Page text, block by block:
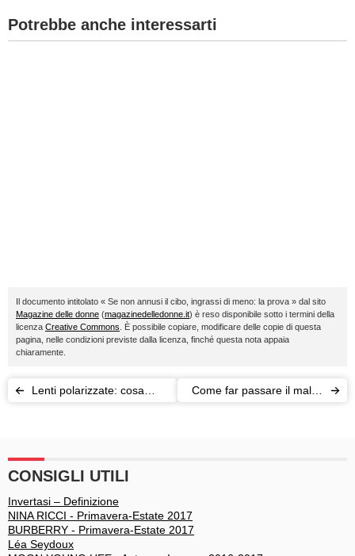
Potrebbe anche interessarti
Il documento intitolato « Se non annusi il cibo, ingrassi di meno: la prova » dal sito
Magazine delle donne (magazinedelledonne.it) è reso disponibile sotto i termini della
licenza Creative Commons . È possibile copiare, modificare delle copie di questa
pagina, nelle condizioni previste dalla licenza, finché questa nota appaia
chiaramente.
Lenti polarizzate: cosa
Come far passare il mal di
CONSIGLI UTILI
Invertasi – Definizione
NINA RICCI - Primavera-Estate 2017
BURBERRY - Primavera-Estate 2017
Léa Seydoux